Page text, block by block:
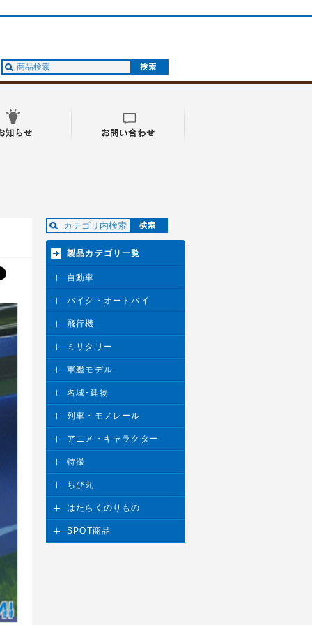
製品カテゴリ一覧
自動車
バイク・オートバイ
飛行機
ミリタリー
軍艦モデル
名城･建物
列車・モノレール
アニメ・キャラクター
特撮
ちび丸
はたらくのりもの
SPOT商品